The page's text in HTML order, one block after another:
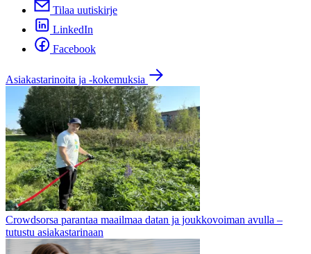
Tilaa uutiskirje
LinkedIn
Facebook
Asiakastarinoita ja -kokemuksia
Crowdsorsa parantaa maailmaa datan ja joukkovoiman avulla –
tutustu asiakastarinaan